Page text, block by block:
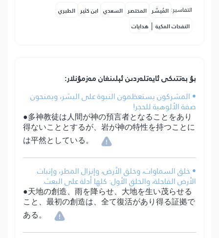
التفاسير: المُيسَّر المختصر السعدي ابن كثير الطبري
النفحات المكية | هدايات
بۇ بەتتىكى ئايەتلەردىن ئېلىنغان مەزمۇنلار:
• المشركون يستعظمون النبوة على البشر، ويمنحون
صفة الألوهية للحجر!
●多神教徒は人間が神の預言者となることをあり
得ないこととするが、岩が神の特性を持つことに
は平然としている。
• خلق السماوات، وخلق الأرض، وإنزال المطر، وإنبات
الأرض القاحلة، والخلق الأول: كلها أدلة على البعث.
●天地の創造、雨を降らせ、大地を生い茂らせる
こと、最初の創造は、全て復活があり得る証拠で
ある。